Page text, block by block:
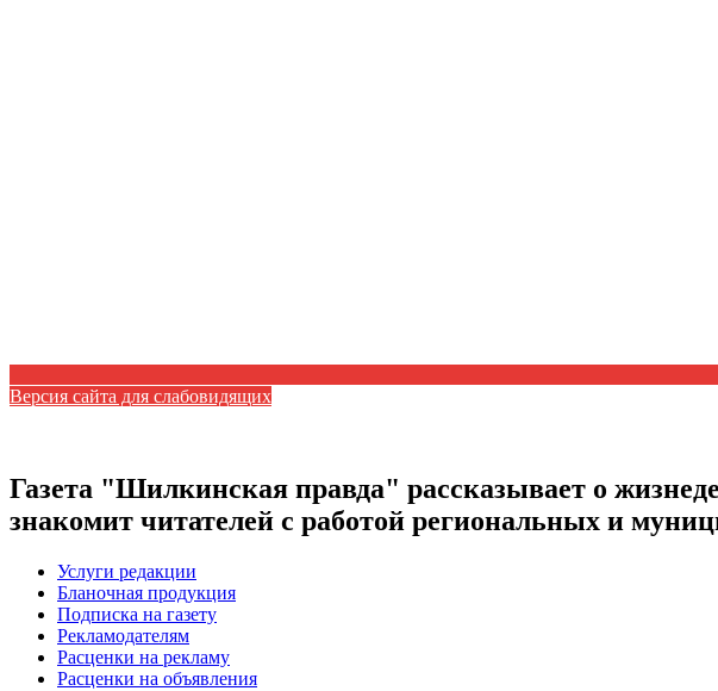
Версия сайта для слабовидящих
Газета "Шилкинская правда" рассказывает о
знакомит читателей с работой региональных и
Услуги редакции
Бланочная продукция
Подписка на газету
Рекламодателям
Расценки на рекламу
Расценки на объявления